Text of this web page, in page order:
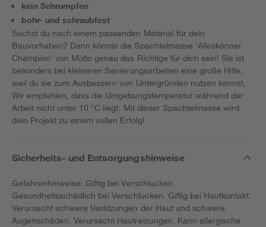
kein Schrumpfen
bohr- und schraubfest
Suchst du nach einem passenden Material für dein
Bauvorhaben? Dann könnte die Spachtelmasse 'Alleskönner
Champion' von Molto genau das Richtige für dich sein! Sie ist
besonders bei kleineren Sanierungsarbeiten eine große Hilfe,
weil du sie zum Ausbessern von Untergründen nutzen kannst.
Wir empfehlen, dass die Umgebungstemperatur während der
Arbeit nicht unter 10 °C liegt. Mit dieser Spachtelmasse wird
dein Projekt zu einem vollen Erfolg!
Sicherheits- und Entsorgungshinweise
Gefahrenhinweise: Giftig bei Verschlucken.
Gesundheitsschädlich bei Verschlucken. Giftig bei Hautkontakt.
Verursacht schwere Verätzungen der Haut und schwere
Augenschäden. Verursacht Hautreizungen. Kann allergische